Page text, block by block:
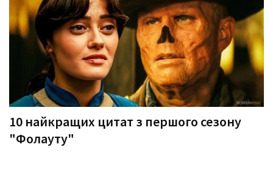
10 найкращих цитат з першого сезону
"Фолауту"